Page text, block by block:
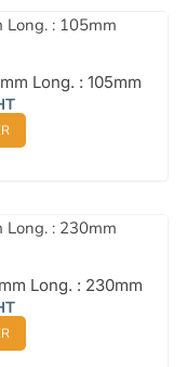
Long. : 105mm
:
Long. : 230mm
: